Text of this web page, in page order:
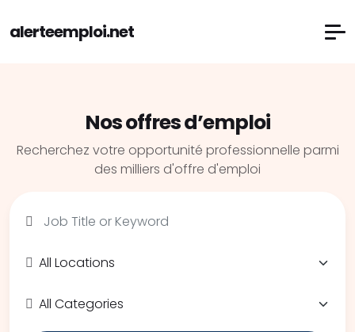
alerteemploi.net
Nos offres d’emploi
Recherchez votre opportunité professionnelle parmi
des milliers d'offre d'emploi